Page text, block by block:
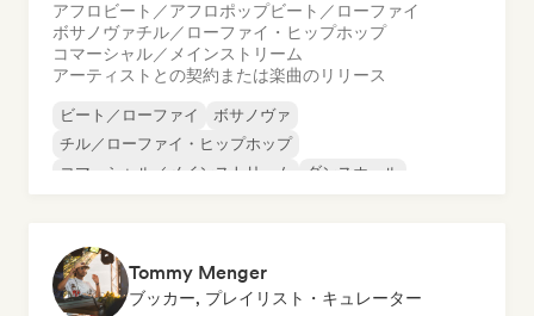
アフロビート／アフロポップビート／ローファイ
ボサノヴァチル／ローファイ・ヒップホップ
コマーシャル／メインストリーム
アーティストとの契約または楽曲のリリース
ビート／ローファイ
ボサノヴァ
チル／ローファイ・ヒップホップ
コマーシャル／メインストリーム
ダンスホール
Tommy Menger
ブッカー, プレイリスト・キュレーター